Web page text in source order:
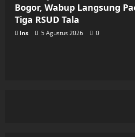
Bogor, Wabup Langsung
Tiga RSUD Tala
Ins 5 Agustus 2026 0